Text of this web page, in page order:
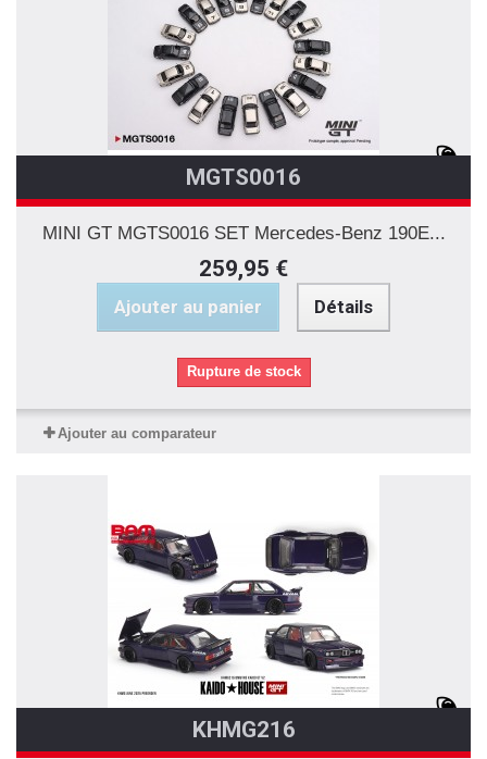
MGTS0016
MINI GT MGTS0016 SET Mercedes-Benz 190E...
259,95 €
Ajouter au panier Détails
Rupture de stock
Ajouter au comparateur
KHMG216